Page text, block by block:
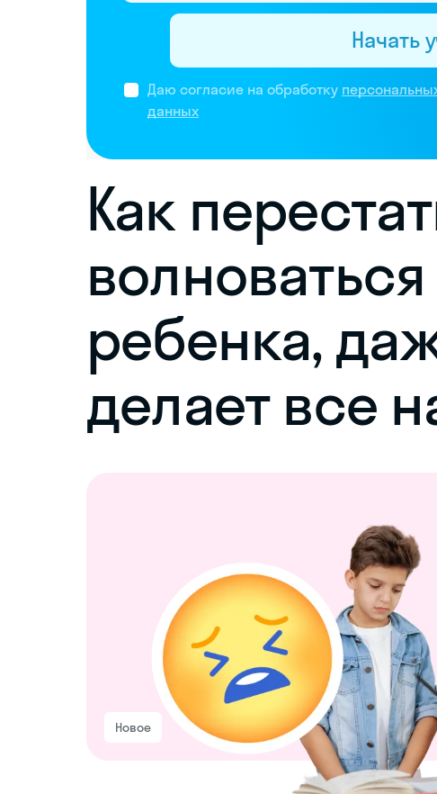
Даю согласие на обработку
данных
Начать
Как
ребенка,
делает все
Новое